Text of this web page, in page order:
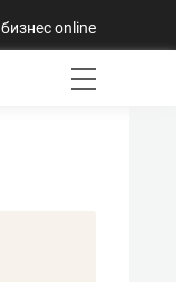
бизнес online